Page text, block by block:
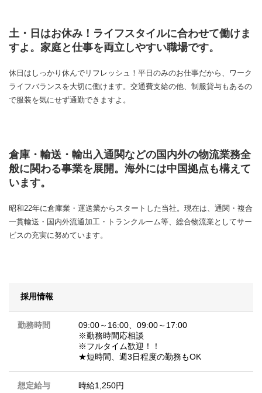
土・日はお休み！ライフスタイルに合わせて働けま
すよ。家庭と仕事を両立しやすい職場です。
休日はしっかり休んでリフレッシュ！平日のみのお仕事だから、ワーク
ライフバランスを大切に働けます。交通費支給の他、制服貸与もあるの
で服装を気にせず通勤できますよ。
倉庫・輸送・輸出入通関などの国内外の物流業務全
般に関わる事業を展開。海外には中国拠点も構えて
います。
昭和22年に倉庫業・運送業からスタートした当社。現在は、通関・複合
一貫輸送・国内外流通加工・トランクルーム等、総合物流業としてサー
ビスの充実に努めています。
採用情報
勤務時間
09:00～16:00、09:00～17:00
※勤務時間応相談
※フルタイム歓迎！！
★短時間、週3日程度の勤務もOK
想定給与 時給1,250円